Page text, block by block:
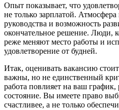
Опыт показывает, что
не только зарплатой.
руководства и возможность
окончательное решение. Люди,
реже меняют место работы и
удовлетворение от будней.
Итак, оценивать вакансию
важны, но не единственный
работа повлияет на ваш график,
состояние. Вы имеете право
счастливее, а не только